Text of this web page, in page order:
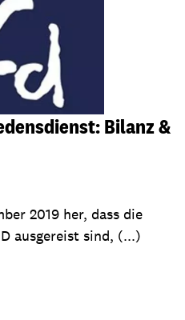
Bilanz &
2019 her, dass die
ausgereist sind, (...)